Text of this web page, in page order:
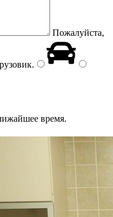
Пожалуйста,
.
время.